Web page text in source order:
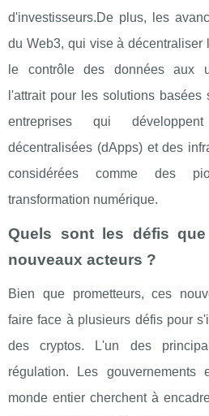
d'investisseurs.De plus, les
du Web3, qui vise à décentraliser
le contrôle des données aux
l'attrait pour les solutions
entreprises qui
décentralisées (dApps) et des
considérées comme des
transformation numérique.
Quels sont les défis
nouveaux acteurs ?
Bien que prometteurs, ces
faire face à plusieurs défis pour
des cryptos. L'un des
régulation. Les gouvernements
monde entier cherchent à